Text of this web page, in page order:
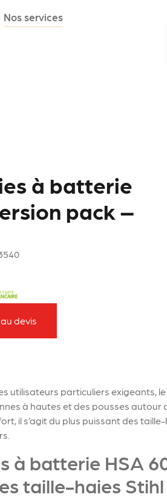
Nos services
à batterie
pack –
devis
utilisateurs particuliers exigeants,
à hautes et des pousses autour
il s’agit du plus puissant des
à batterie HSA
taille-haies Stihl